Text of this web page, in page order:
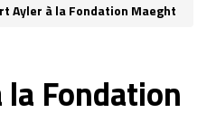
Ayler à la Fondation Maeght
Fondation